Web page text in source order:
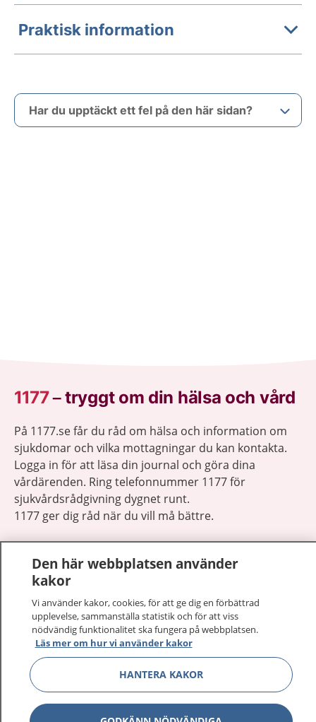
Praktisk information
Har du upptäckt ett fel på den här sidan?
1177–tryggt om din hälsa och vård
På 1177.se får du råd om hälsa och information om
sjukdomar och vilka mottagningar du kan kontakta.
Logga in för att läsa din journal och göra dina
vårdärenden. Ring telefonnummer 1177 för
sjukvårdsrådgivning dygnet runt.
1177 ger dig råd när du vill må bättre.
1177 på flera språk
Om 1177
Kontakt Visa
Den här webbplatsen använder
kakor
Vi använder kakor, cookies, för att ge dig en förbättrad
upplevelse, sammanställa statistik och för att viss
nödvändig funktionalitet ska fungera på webbplatsen.
Läs mer om hur vi använder kakor
HANTERA KAKOR